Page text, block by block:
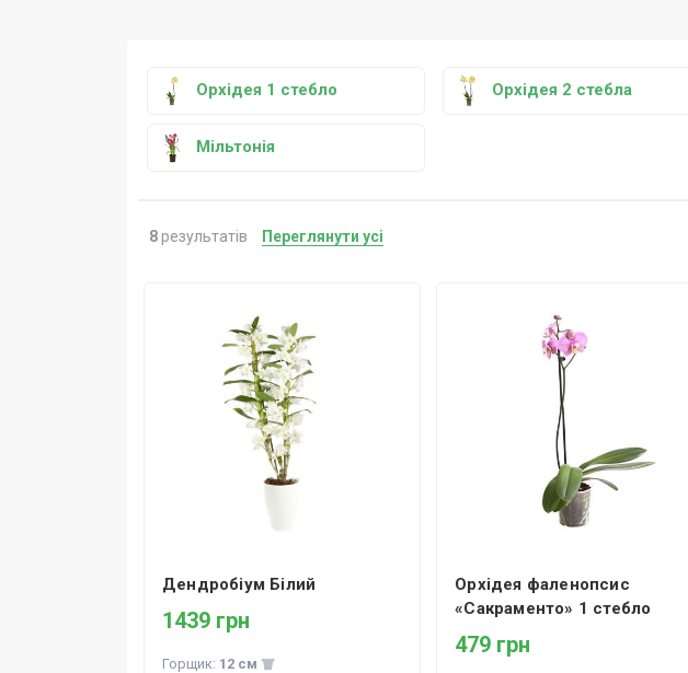
Орхідея 1 стебло Орхідея 2 стебла
Мільтонія
8результатів Переглянути усі
Дендробіум Білий
1439 грн
Горщик: 12 см
Орхідея фаленопсис
«Сакраменто» 1 стебло
479 грн